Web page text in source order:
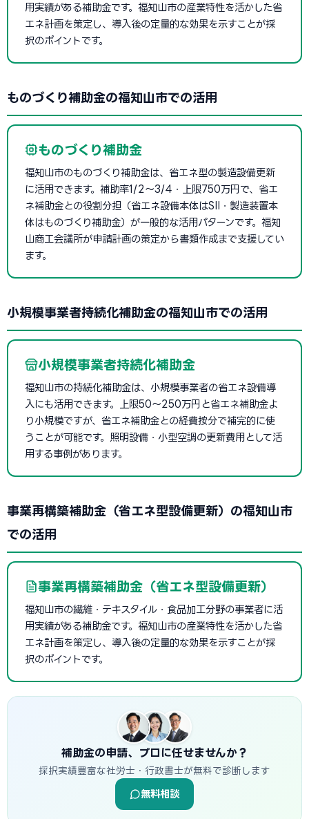
用実績がある補助金です。福知山市の産業特性を活かした省
エネ計画を策定し、導入後の定量的な効果を示すことが採
択のポイントです。
ものづくり補助金の福知山市での活用
ものづくり補助金
福知山市のものづくり補助金は、省エネ型の製造設備更新
に活用できます。補助率1/2〜3/4・上限750万円で、省エ
ネ補助金との役割分担（省エネ設備本体はSII・製造装置本
体はものづくり補助金）が一般的な活用パターンです。福知
山商工会議所が申請計画の策定から書類作成まで支援してい
ます。
小規模事業者持続化補助金の福知山市での活用
小規模事業者持続化補助金
福知山市の持続化補助金は、小規模事業者の省エネ設備導
入にも活用できます。上限50〜250万円と省エネ補助金よ
り小規模ですが、省エネ補助金との経費按分で補完的に使
うことが可能です。照明設備・小型空調の更新費用として活
用する事例があります。
事業再構築補助金（省エネ型設備更新）の福知山市
での活用
事業再構築補助金（省エネ型設備更新）
福知山市の繊維・テキスタイル・食品加工分野の事業者に活
用実績がある補助金です。福知山市の産業特性を活かした省
エネ計画を策定し、導入後の定量的な効果を示すことが採
択のポイントです。
補助金の申請、プロに任せませんか？
採択実績豊富な社労士・行政書士が無料で診断します
無料相談